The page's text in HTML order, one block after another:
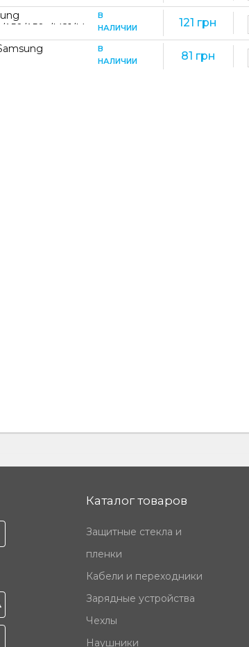
A50/A50s/M21/M22/M32
A50s/M21/M30/M30s/M31
В
НАЛИЧИИ
121 грн
A50/A50s/M21/M22/M30/M30s
В
НАЛИЧИИ
81 грн
Каталог товаров
Защитные стекла и
пленки
Кабели и переходники
Зарядные устройства
Чехлы
Наушники